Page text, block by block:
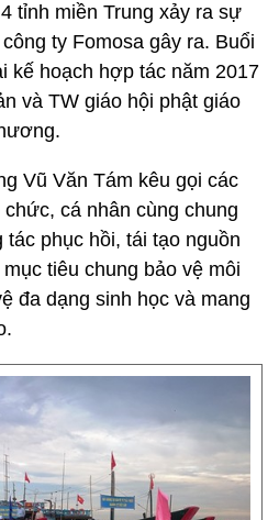
tỉnh miền Trung xảy ra sự
ty Fomosa gây ra. Buổi
kế hoạch hợp tác năm 2017
và TW giáo hội phật giáo
Vũ Văn Tám kêu gọi các
cá nhân cùng chung
phục hồi, tái tạo nguồn
tiêu chung bảo vệ môi
đa dạng sinh học và mang